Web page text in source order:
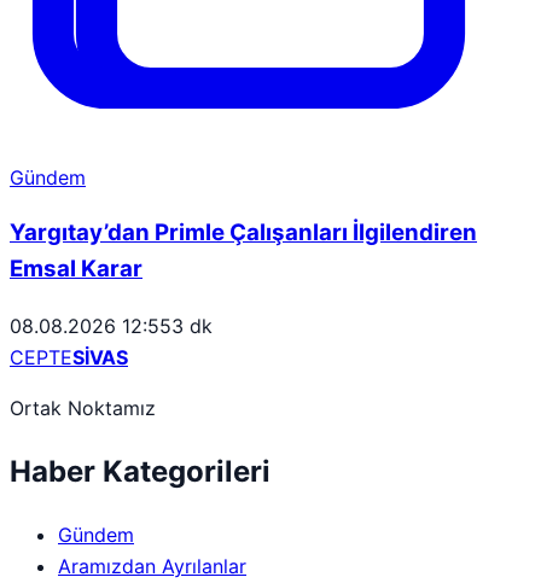
Gündem
Yargıtay’dan Primle Çalışanları İlgilendiren
Emsal Karar
08.08.2026 12:553 dk
CEPTESİVAS
Ortak Noktamız
Haber Kategorileri
Gündem
Aramızdan Ayrılanlar